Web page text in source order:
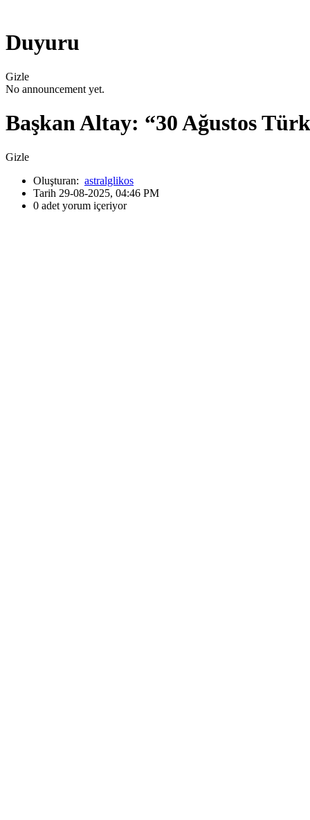
Duyuru
Gizle
No announcement yet.
Başkan Altay: “30 Ağustos
Gizle
Oluşturan: astralglikos
Tarih 29-08-2025, 04:46 PM
0 adet yorum içeriyor